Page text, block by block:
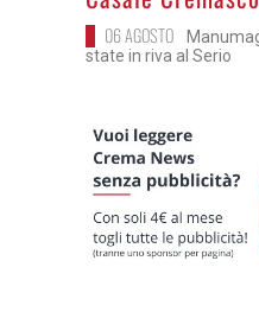
06 AGOSTO
state in riva al Serio